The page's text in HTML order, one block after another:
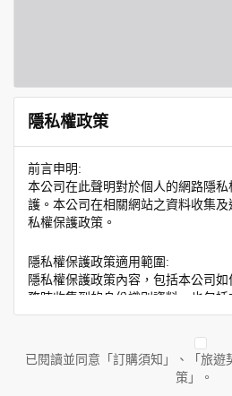
隱私權政策
前言申明:
本公司在此聲明對於個人的網路隱
護。本公司在相關網站之資料收集
私權保護政策。
隱私權保護政策適用範圍:
隱私權保護政策內容，包括本公司
務時收集到的身份識別資料，也包
作與本公司合作時分享的任何身份
人員。例如您透過本公司旗下網站上
放連結的廠商也可能蒐集您個人的
人資訊，這些廣告廠商或連結網站有
已閱讀並同意「訂購須知」、「旅遊
策」。